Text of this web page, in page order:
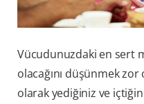
Vücudunuzdaki en sert
olacağını düşünmek
olarak yediğiniz ve